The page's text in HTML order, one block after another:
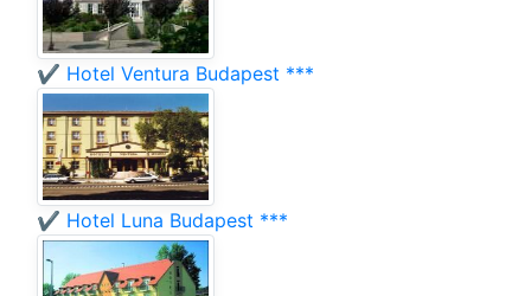
✔️ Hotel Ventura Budapest ***
✔️ Hotel Luna Budapest ***